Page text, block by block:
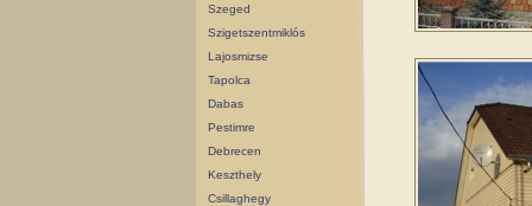
Szeged
Szigetszentmiklós
Lajosmizse
Tapolca
Dabas
Pestimre
Debrecen
Keszthely
Csillaghegy